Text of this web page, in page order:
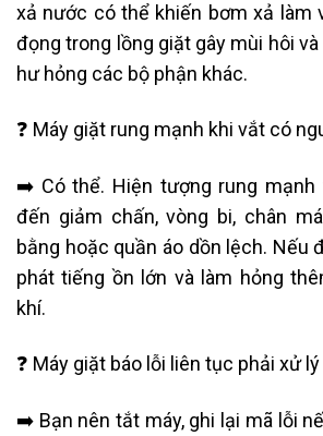
xả nước có thể khiến bơm xả làm
đọng trong lồng giặt gây mùi hôi
hư hỏng các bộ phận khác.
❓ Máy giặt rung mạnh khi vắt có
➡️ Có thể. Hiện tượng rung mạnh
đến giảm chấn, vòng bi, chân
bằng hoặc quần áo dồn lệch. Nếu
phát tiếng ồn lớn và làm hỏng
khí.
❓ Máy giặt báo lỗi liên tục phải xử
➡️ Bạn nên tắt máy, ghi lại mã lỗi